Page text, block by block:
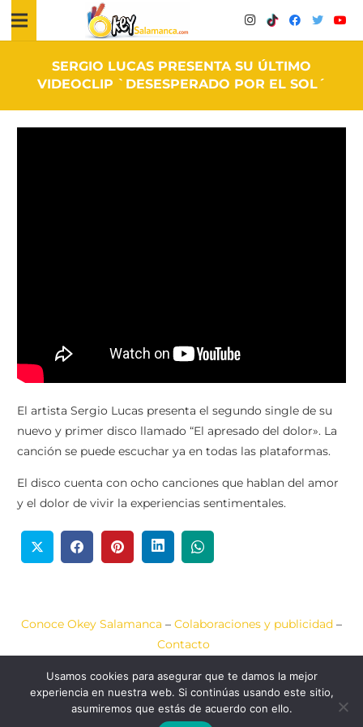
SERGIO LUCAS PRESENTA SU ÚLTIMO
VIDEOCLIP `DESESPERADO POR EL SOL´
El artista Sergio Lucas presenta el segundo single de su
nuevo y primer disco llamado “El apresado del dolor». La
canción se puede escuchar ya en todas las plataformas.
El disco cuenta con ocho canciones que hablan del amor
y el dolor de vivir la experiencias sentimentales.
Conoce Okey Salamanca – Colaboraciones y publicidad –
Contacto
Aviso Legal –Política de Cookies–Política de Privacidad
2020-2026 © Okey
Web diseñada por
Usamos cookies para asegurar que te damos la mejor
experiencia en nuestra web. Si continúas usando este sitio,
asumiremos que estás de acuerdo con ello.